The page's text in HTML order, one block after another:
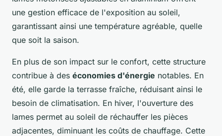
une gestion efficace de l'exposition au soleil,
garantissant ainsi une température agréable, quelle
que soit la saison.
En plus de son impact sur le confort, cette structure
contribue à des économies d'énergie notables. En
été, elle garde la terrasse fraîche, réduisant ainsi le
besoin de climatisation. En hiver, l'ouverture des
lames permet au soleil de réchauffer les pièces
adjacentes, diminuant les coûts de chauffage. Cette